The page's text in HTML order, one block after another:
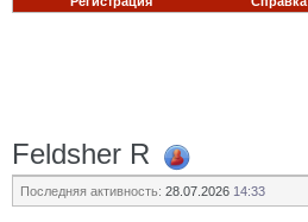
Feldsher R
Последняя активность: 28.07.2026 14:33